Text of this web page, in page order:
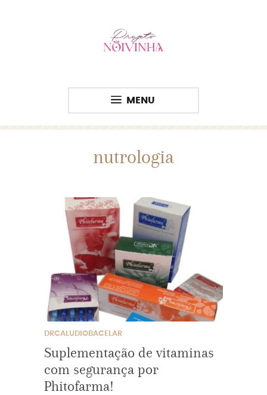
MENU
nutrologia
DRCALUDIOBACELAR
Suplementação de vitaminas
com segurança por
Phitofarma!